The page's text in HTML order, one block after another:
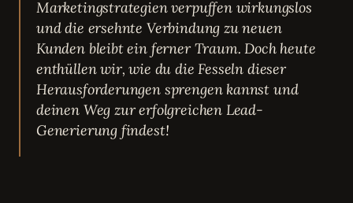
Marketingstrategien verpuffen wirkungslos
und die ersehnte Verbindung zu neuen
Kunden bleibt ein ferner Traum. Doch heute
enthüllen wir, wie du die Fesseln dieser
Herausforderungen sprengen kannst und
deinen Weg zur erfolgreichen Lead-
Generierung findest!